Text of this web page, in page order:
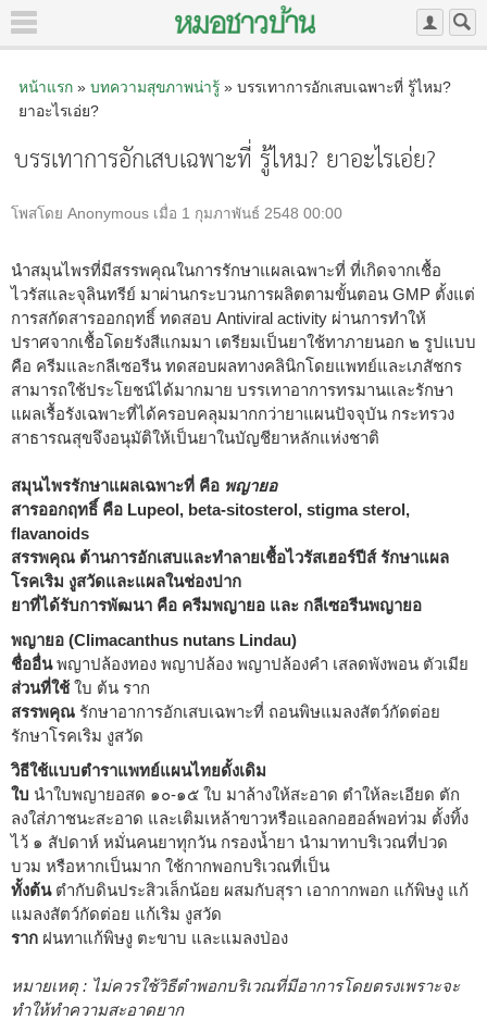
หน้าแรก» บทความสุขภาพน่ารู้» บรรเทาการอักเสบเฉพาะที่ รู้ไหม?
ยาอะไรเอ่ย?
บรรเทาการอักเสบเฉพาะที่ รู้ไหม? ยาอะไรเอ่ย?
โพสโดย Anonymous เมื่อ 1 กุมภาพันธ์ 2548 00:00
นำสมุนไพรที่มีสรรพคุณในการรักษาแผลเฉพาะที่ ที่เกิดจากเชื้อ
ไวรัสและจุลินทรีย์ มาผ่านกระบวนการผลิตตามขั้นตอน GMP ตั้งแต่
การสกัดสารออกฤทธิ์ ทดสอบ Antiviral activity ผ่านการทำให้
ปราศจากเชื้อโดยรังสีแกมมา เตรียมเป็นยาใช้ทาภายนอก ๒ รูปแบบ
คือ ครีมและกลีเซอรีน ทดสอบผลทางคลินิกโดยแพทย์และเภสัชกร
สามารถใช้ประโยชน์ได้มากมาย บรรเทาอาการทรมานและรักษา
แผลเรื้อรังเฉพาะที่ได้ครอบคลุมมากกว่ายาแผนปัจจุบัน กระทรวง
สาธารณสุขจึงอนุมัติให้เป็นยาในบัญชียาหลักแห่งชาติ
สมุนไพรรักษาแผลเฉพาะที่ คือ พญายอ
สารออกฤทธิ์ คือ Lupeol, beta-sitosterol, stigma sterol,
flavanoids
สรรพคุณ ต้านการอักเสบและทำลายเชื้อไวรัสเฮอร์ปีส์ รักษาแผล
โรคเริม งูสวัดและแผลในช่องปาก
ยาที่ได้รับการพัฒนา คือ ครีมพญายอ และ กลีเซอรีนพญายอ
พญายอ (Climacanthus nutans Lindau)
ชื่ออื่นพญาปล้องทอง พญาปล้อง พญาปล้องคำ เสลดพังพอน ตัวเมีย
ส่วนที่ใช้ใบ ต้น ราก
สรรพคุณ รักษาอาการอักเสบเฉพาะที่ ถอนพิษแมลงสัตว์กัดต่อย
รักษาโรคเริม งูสวัด
วิธีใช้แบบตำราแพทย์แผนไทยดั้งเดิม
ใบ นำใบพญายอสด ๑๐-๑๕ ใบ มาล้างให้สะอาด ตำให้ละเอียด ตัก
ลงใส่ภาชนะสะอาด และเติมเหล้าขาวหรือแอลกอฮอล์พอท่วม ตั้งทิ้ง
ไว้ ๑ สัปดาห์ หมั่นคนยาทุกวัน กรองน้ำยา นำมาทาบริเวณที่ปวด
บวม หรือหากเป็นมาก ใช้กากพอกบริเวณที่เป็น
ทั้งต้นตำกับดินประสิวเล็กน้อย ผสมกับสุรา เอากากพอก แก้พิษงู แก้
แมลงสัตว์กัดต่อย แก้เริม งูสวัด
ราก ฝนทาแก้พิษงู ตะขาบ และแมลงป่อง
หมายเหตุ : ไม่ควรใช้วิธีตำพอกบริเวณที่มีอาการโดยตรงเพราะจะ
ทำให้ทำความสะอาดยาก